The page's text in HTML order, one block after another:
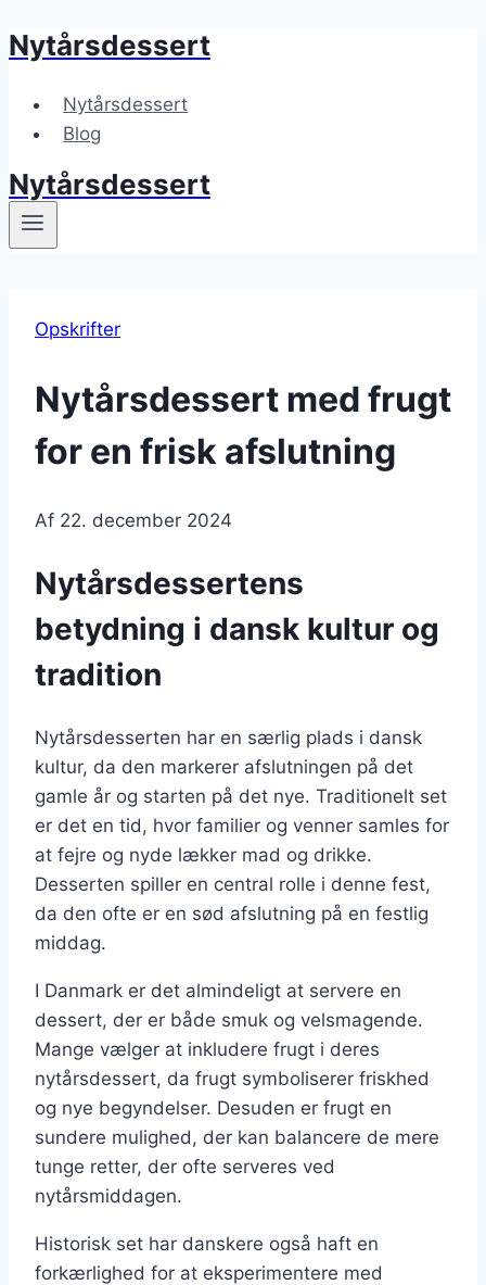
Fortsæt
indhold
Nytårsdessert
Nytårsdessert
Blog
Nytårsdessert
Opskrifter
Nytårsdessert med frugt
for en frisk afslutning
Af 22. december 2024
Nytårsdessertens
betydning i dansk kultur og
tradition
Nytårsdesserten har en særlig plads i dansk
kultur, da den markerer afslutningen på det
gamle år og starten på det nye. Traditionelt set
er det en tid, hvor familier og venner samles for
at fejre og nyde lækker mad og drikke.
Desserten spiller en central rolle i denne fest,
da den ofte er en sød afslutning på en festlig
middag.
I Danmark er det almindeligt at servere en
dessert, der er både smuk og velsmagende.
Mange vælger at inkludere frugt i deres
nytårsdessert, da frugt symboliserer friskhed
og nye begyndelser. Desuden er frugt en
sundere mulighed, der kan balancere de mere
tunge retter, der ofte serveres ved
nytårsmiddagen.
Historisk set har danskere også haft en
forkærlighed for at eksperimentere med